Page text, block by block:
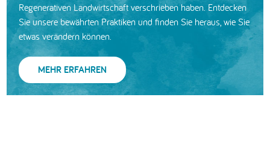
Regenerativen Landwirtschaft verschrieben haben. Entdecken
Sie unsere bewährten Praktiken und finden Sie heraus, wie Sie
etwas verändern können.
MEHR ERFAHREN